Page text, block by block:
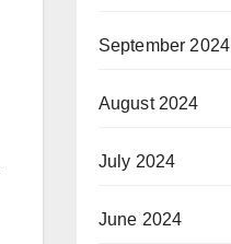
September 2024
August 2024
July 2024
June 2024